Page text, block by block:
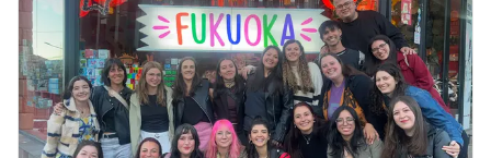
Normativa
Reportes
Transparencia